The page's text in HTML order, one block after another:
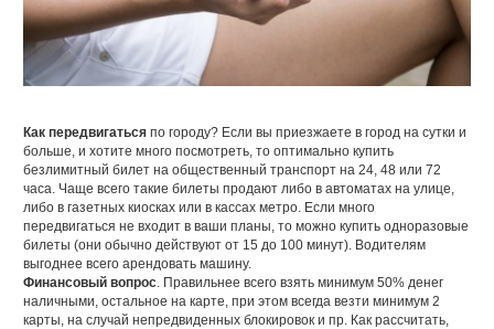
Как передвигаться по городу? Если вы приезжаете в город на сутки и
больше, и хотите много посмотреть, то оптимально купить
безлимитный билет на общественный транспорт на 24, 48 или 72
часа. Чаще всего такие билеты продают либо в автоматах на улице,
либо в газетных киосках или в кассах метро. Если много
передвигаться не входит в ваши планы, то можно купить одноразовые
билеты (они обычно действуют от 15 до 100 минут). Водителям
выгоднее всего арендовать машину.
Финансовый вопрос . Правильнее всего взять минимум 50% денег
наличными, остальное на карте, при этом всегда везти минимум 2
карты, на случай непредвиденных блокировок и пр. Как рассчитать,